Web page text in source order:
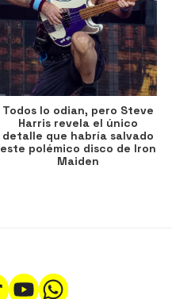
Todos lo odian, pero Steve
Harris revela el único
detalle que habría salvado
este polémico disco de Iron
Maiden